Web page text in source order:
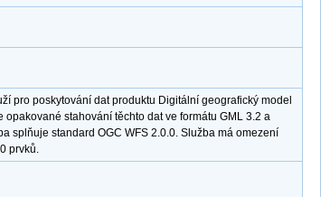
pro poskytování dat produktu Digitální geografický model
stahování těchto dat ve formátu GML 3.2 a
splňuje standard OGC WFS 2.0.0. Služba má omezení
prvků.